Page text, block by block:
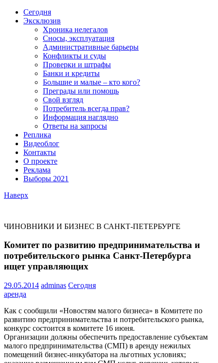
Сегодня
Эксклюзив
Хроника нелегалов
Сносы, эксплуатация
Административные барьеры
Конфликты и суды
Проверки и штрафы
Банки и кредиты
Большие и малые – кто кого?
Преграды или помощь
Свой взгляд
Потребитель всегда прав?
Информация наглядно
Ответы на запросы
Реплика
Видеоблог
Контакты
О проекте
Реклама
Выборы 2021
Наверх
ЧИНОВНИКИ И БИЗНЕС В САНКТ-ПЕТЕРБУРГЕ
Комитет по развитию предпринимательства и
потребительского рынка Санкт-Петербурга
ищет управляющих
29.05.2014 adminas Сегодня
аренда
Как с сообщили «Новостям малого бизнеса» в Комитете по
развитию предпринимательства и потребительского рынка,
конкурс состоится в комитете 16 июня.
Организации должны обеспечить предоставление субъектам
малого предпринимательства (СМП) в аренду нежилых
помещений бизнес-инкубатора на льготных условиях;